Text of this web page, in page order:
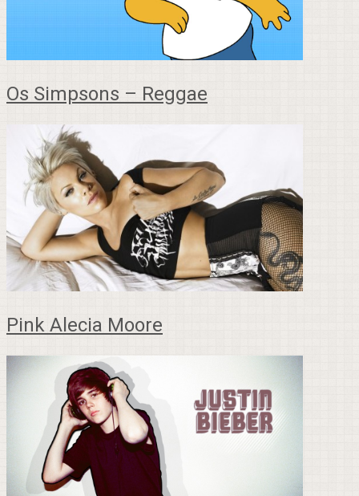
Os Simpsons – Reggae
Pink Alecia Moore